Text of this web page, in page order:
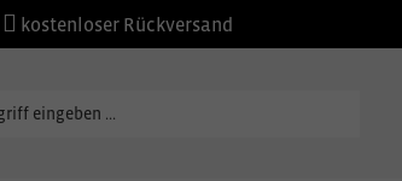
kostenloser Rückversand